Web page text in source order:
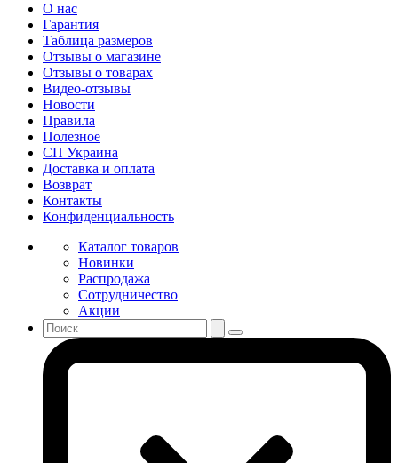
О нас
Гарантия
Таблица размеров
Отзывы о магазине
Отзывы о товарах
Видео-отзывы
Новости
Правила
Полезное
СП Украина
Доставка и оплата
Возврат
Контакты
Конфиденциальность
Каталог товаров
Новинки
Распродажа
Сотрудничество
Акции